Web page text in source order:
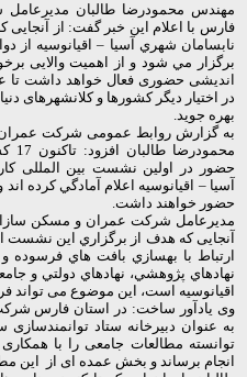
مهندس محمودرضا طالبان
فارس با اعلام این خبر گفت: از
نابسامان شهري آسيا – اقيانوسيه از
برگزار مي شود و از اهمیت والایی
اندیشی حضوری فعال خواهد داشت تا
در اختیار دیگر کشورها و کلانشهرهای
بهره جوید.
به گزارش روابط عمومی شرکت
حضور در اولين نشست بین المللی
آسيا – اقيانوسيه اعلام آمادگي کرده
حضور خواهند داشت.
مدیرعامل شرکت عمران و مسکن
آنجایی که هدف از برگزاري اين نشست
ارتباط با بهسازي بافت هاي
نهادهاي پژوهشي، نهادهاي دولتي و
اقيانوسيه است، این موضوع می
وی یادآور ساخت: در استان فارس
به عنوان دبیرخانه ستاد
توانسته مطالعات جامعی را با
انجام برساند و بخش عمده ای از این